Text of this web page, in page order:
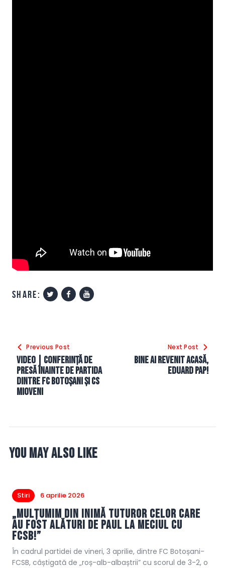
share:
în
articole
Previous Post
Video | Conferință de
presă înainte de partida
dintre FC Botoșani și CS
Mioveni
Next Post
Bine ai revenit acasă,
EDUARD PAP!
You May Also Like
Stiri 6 aprilie 2026
„Mulțumim din inimă tuturor celor care
au fost alături de Paul la meciul cu
FCSB!”
În cadrul partidei de vineri, 3 aprilie, dintre FC Botoșani-
FCSB, câștigată de „roș-alb-albaștrii” cu scorul de 3-2, o